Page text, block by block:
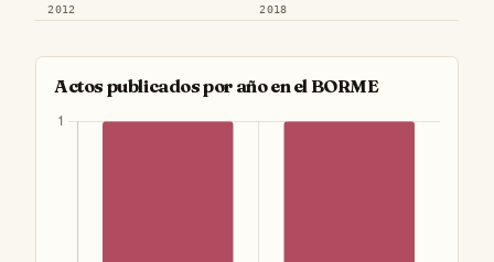
2012 2018
Actos publicados por año en el BORME